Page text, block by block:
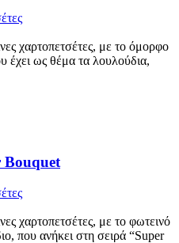
χαρτοπετσέτες, με το όμορφο
έχει ως θέμα τα λουλούδια,
Bouquet
χαρτοπετσέτες, με το φωτεινό
που ανήκει στη σειρά “Super